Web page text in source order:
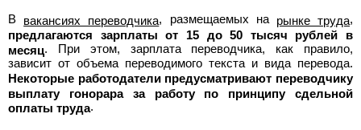
В вакансиях переводчика, размещаемых на рынке труда,
предлагаются зарплаты от 15 до 50 тысяч рублей в
месяц. При этом, зарплата переводчика, как правило,
зависит от объема переводимого текста и вида перевода.
Некоторые работодатели предусматривают переводчику
выплату гонорара за работу по принципу сдельной
оплаты труда.